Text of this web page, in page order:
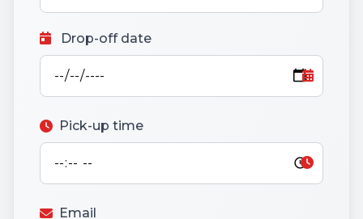
Drop-off date
Pick-up time
Email